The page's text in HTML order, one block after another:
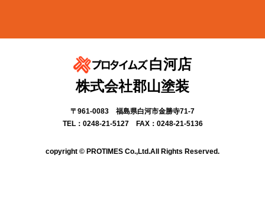
白河店
株式会社郡山塗装
〒961-0083 福島県白河市金勝寺71-7
TEL：0248-21-5127 FAX：0248-21-5136
copyright © PROTIMES Co.,Ltd.All Rights Reserved.